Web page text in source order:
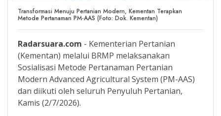
Transformasi Menuju Pertanian Modern, Kementan Terapkan
Metode Pertanaman PM-AAS (Foto: Dok. Kementan)
Radarsuara.com - Kementerian Pertanian
(Kementan) melalui BRMP melaksanakan
Sosialisasi Metode Pertanaman Pertanian
Modern Advanced Agricultural System (PM-AAS)
dan diikuti oleh seluruh Penyuluh Pertanian,
Kamis (2/7/2026).